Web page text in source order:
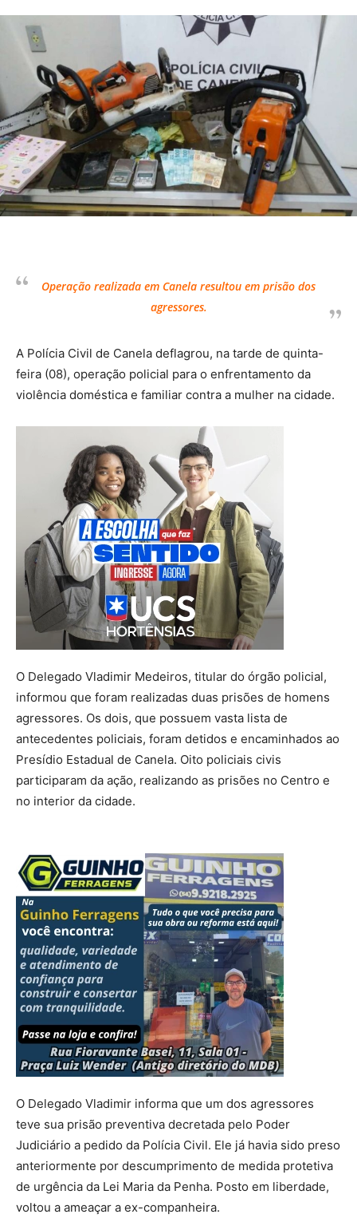
Operação realizada em Canela resultou em prisão dos
agressores.
A Polícia Civil de Canela deflagrou, na tarde de quinta-
feira (08), operação policial para o enfrentamento da
violência doméstica e familiar contra a mulher na cidade.
O Delegado Vladimir Medeiros, titular do órgão policial,
informou que foram realizadas duas prisões de homens
agressores. Os dois, que possuem vasta lista de
antecedentes policiais, foram detidos e encaminhados ao
Presídio Estadual de Canela. Oito policiais civis
participaram da ação, realizando as prisões no Centro e
no interior da cidade.
O Delegado Vladimir informa que um dos agressores
teve sua prisão preventiva decretada pelo Poder
Judiciário a pedido da Polícia Civil. Ele já havia sido preso
anteriormente por descumprimento de medida protetiva
de urgência da Lei Maria da Penha. Posto em liberdade,
voltou a ameaçar a ex-companheira.